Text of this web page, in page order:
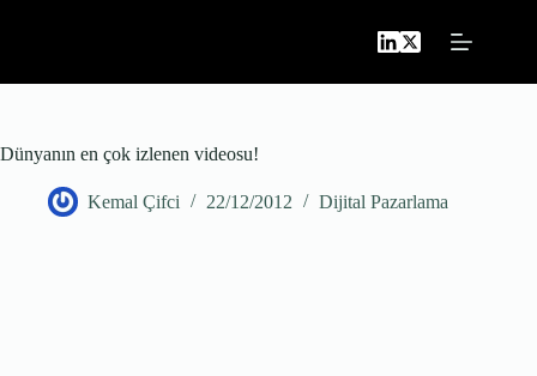
Dünyanın en çok izlenen videosu!
Kemal Çifci 22/12/2012 Dijital Pazarlama